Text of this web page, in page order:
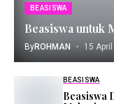
BEASISWA
Beasiswa untuk
ByROHMAN 15
BEASISWA
Beasiswa